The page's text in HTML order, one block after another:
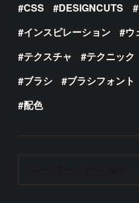
CSS DESIGNCUTS
インスピレーション
ウ
テクスチャ
テクニック
ブラシ
ブラシフォント
配色